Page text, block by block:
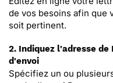
de vos besoins afin que
soit pertinent.
2. Indiquez l'adresse
d'envoi
Spécifiez un ou